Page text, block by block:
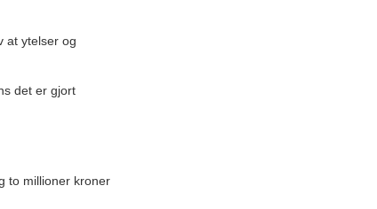
at ytelser og
det er gjort
to millioner kroner